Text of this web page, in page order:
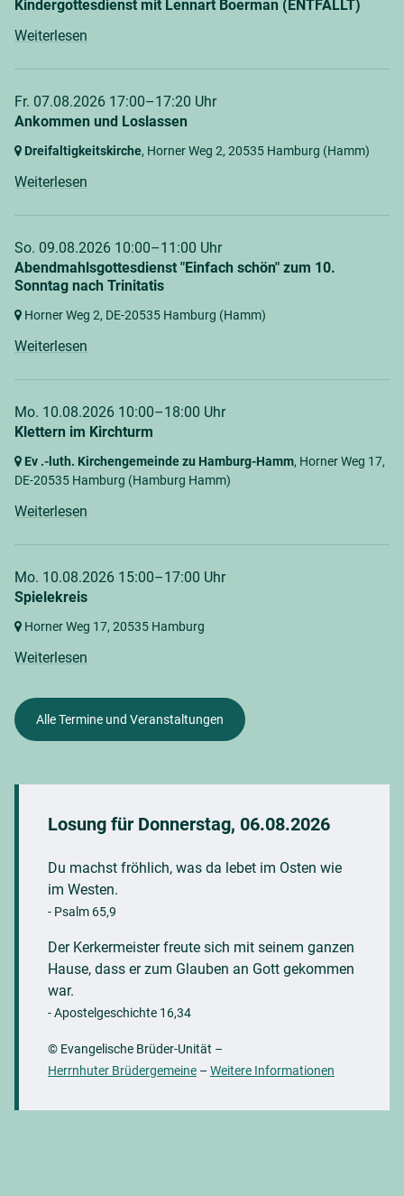
Kindergottesdienst mit Lennart Boerman (ENTFÄLLT)
Weiterlesen
Fr. 07.08.2026 17:00–17:20 Uhr
Ankommen und Loslassen
Dreifaltigkeitskirche, Horner Weg 2, 20535 Hamburg (Hamm)
Weiterlesen
So. 09.08.2026 10:00–11:00 Uhr
Abendmahlsgottesdienst "Einfach schön" zum 10.
Sonntag nach Trinitatis
Horner Weg 2, DE-20535 Hamburg (Hamm)
Weiterlesen
Mo. 10.08.2026 10:00–18:00 Uhr
Klettern im Kirchturm
Ev .-luth. Kirchengemeinde zu Hamburg-Hamm, Horner Weg 17,
DE-20535 Hamburg (Hamburg Hamm)
Weiterlesen
Mo. 10.08.2026 15:00–17:00 Uhr
Spielekreis
Horner Weg 17, 20535 Hamburg
Weiterlesen
Alle Termine und Veranstaltungen
Losung für Donnerstag, 06.08.2026
Du machst fröhlich, was da lebet im Osten wie
im Westen.
- Psalm 65,9
Der Kerkermeister freute sich mit seinem ganzen
Hause, dass er zum Glauben an Gott gekommen
war.
- Apostelgeschichte 16,34
© Evangelische Brüder-Unität –
Herrnhuter Brüdergemeine – Weitere Informationen